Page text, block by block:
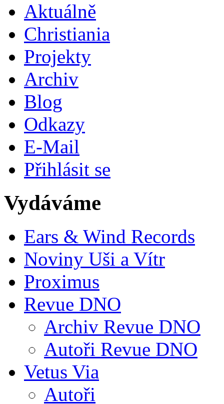
Aktuálně
Christiania
Projekty
Archiv
Blog
Odkazy
E-Mail
Přihlásit se
Vydáváme
Ears & Wind Records
Noviny Uši a Vítr
Proximus
Revue DNO
Archiv Revue DNO
Autoři Revue DNO
Vetus Via
Autoři